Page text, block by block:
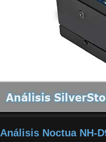
Análisis Noctua NH-